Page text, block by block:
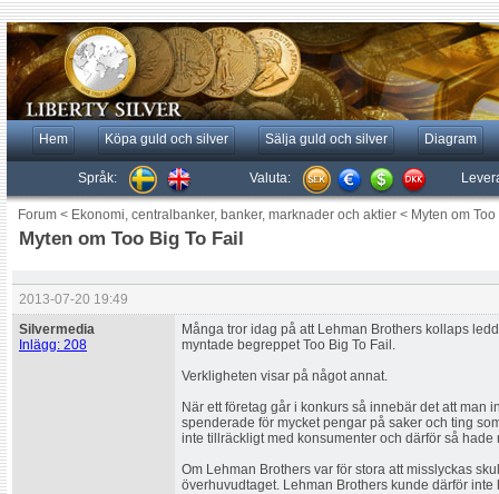
Hem Köpa guld och silver Sälja guld och silver Diagram
Språk: Valuta:
Forum < Ekonomi, centralbanker, banker, marknader och aktier < Myten om
Myten om Too Big To Fail
2013-07-20 19:49
Silvermedia
Inlägg: 208
Många tror idag på att Lehman Brothers kollaps
myntade begreppet Too Big To Fail.
Verkligheten visar på något annat.
När ett företag går i konkurs så innebär det att man
spenderade för mycket pengar på saker och ting
inte tillräckligt med konsumenter och därför så hade
Om Lehman Brothers var för stora att misslyckas
överhuvudtaget. Lehman Brothers kunde därför